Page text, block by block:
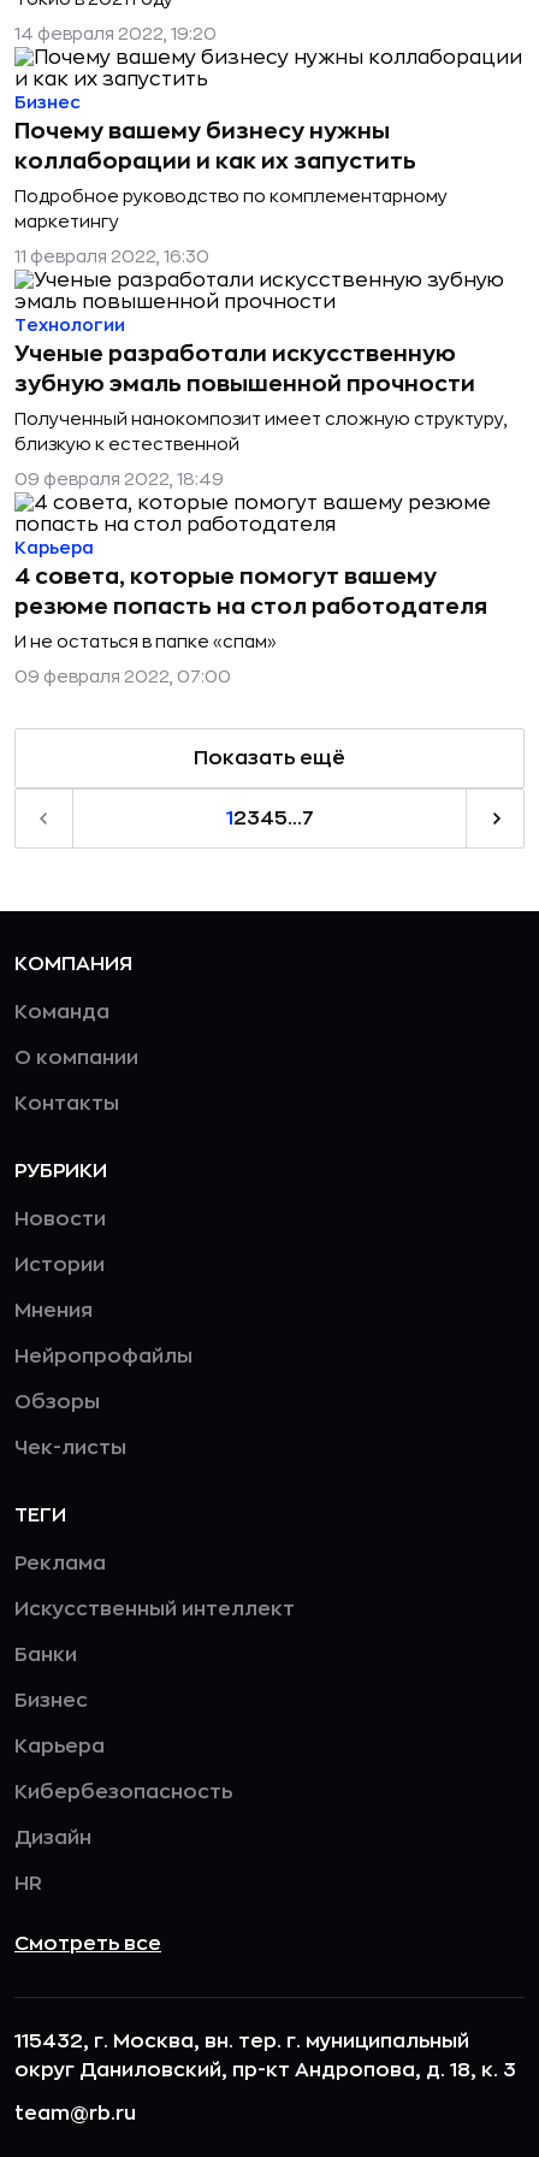
14 февраля 2022, 19:20
Почему вашему бизнесу нужны
коллаборации и как их запустить
Подробное руководство по комплементарному
маркетингу
Бизнес
11 февраля 2022, 16:30
Ученые разработали искусственную
зубную эмаль повышенной прочности
Полученный нанокомпозит имеет сложную структуру,
близкую к естественной
Технологии
09 февраля 2022, 18:49
4 совета, которые помогут вашему
резюме попасть на стол работодателя
И не остаться в папке «спам»
Карьера
09 февраля 2022, 07:00
Показать ещё
1 2345...7
КОМПАНИЯ
Команда
О компании
Контакты
РУБРИКИ
Новости
Истории
Мнения
Нейропрофайлы
Обзоры
Чек-листы
ТЕГИ
Реклама
Искусственный интеллект
Банки
Бизнес
Карьера
Кибербезопасность
Дизайн
HR
Смотреть все
115432, г. Москва, вн. тер. г. муниципальный
округ Даниловский, пр-кт Андропова, д. 18, к. 3
team@rb.ru